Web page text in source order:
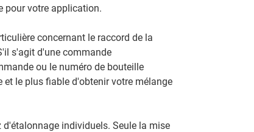
pour votre application.
concernant le raccord de la
s'agit d'une commande
ou le numéro de bouteille
le plus fiable d'obtenir votre mélange
individuels. Seule la mise